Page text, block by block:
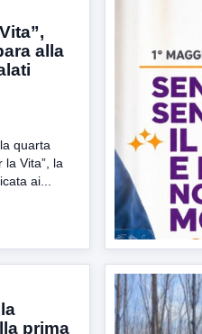
alla
quarta
la Vita”, la
ai...
prima